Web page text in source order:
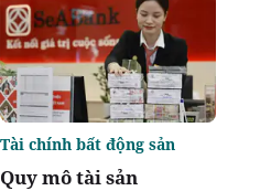
Quy mô tài sản
Tài chính bất động sản